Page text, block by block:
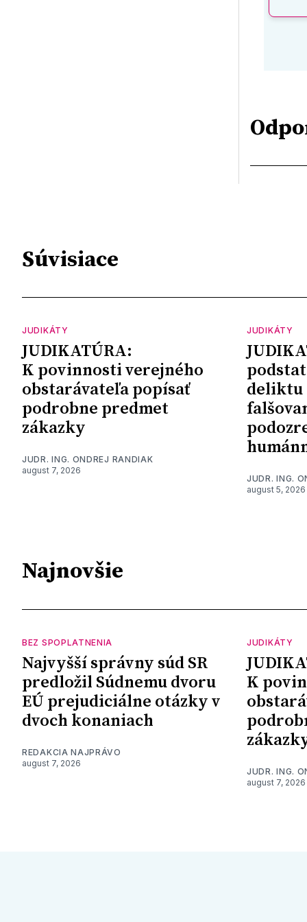
Súvisiace
JUDIKÁTY
JUDIKATÚRA:
K povinnosti verejného
obstarávateľa popísať
podrobne predmet
zákazky
JUDR. ING. ONDREJ RANDIAK
august 7, 2026
JUDIKÁTY
deliktu
JUDR. ING.
august 5, 2026
Najnovšie
BEZ SPOPLATNENIA
Najvyšší správny súd SR
predložil Súdnemu dvoru
EÚ prejudiciálne otázky v
dvoch konaniach
REDAKCIA NAJPRÁVO
august 7, 2026
JUDIKÁTY
K
JUDR. ING.
august 7, 2026